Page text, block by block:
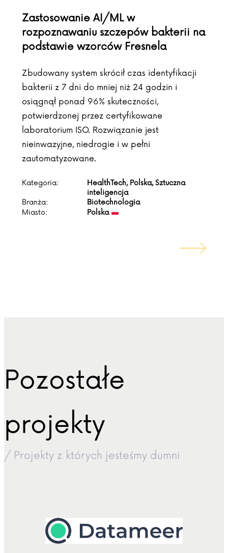
Zastosowanie AI/ML w
rozpoznawaniu szczepów bakterii na
podstawie wzorców Fresnela
Zbudowany system skrócił czas identyfikacji
bakterii z 7 dni do mniej niż 24 godzin i
osiągnął ponad 96% skuteczności,
potwierdzonej przez certyfikowane
laboratorium ISO. Rozwiązanie jest
nieinwazyjne, niedrogie i w pełni
zautomatyzowane.
Kategoria:
HealthTech, Polska, Sztuczna
inteligencja
Branża:
Biotechnologia
Miasto:
Polska
Pozostałe
projekty
/ Projekty z których jesteśmy dumni